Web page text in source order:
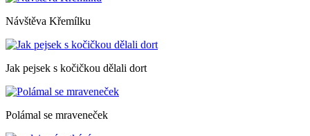
Návštěva Křemílku
Jak pejsek s kočičkou dělali dort
Polámal se mraveneček